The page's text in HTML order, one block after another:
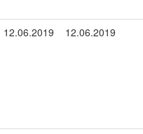
12.06.2019 12.06.2019